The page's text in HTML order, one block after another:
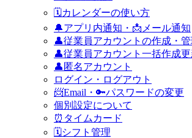
🗓️カレンダーの使い方
🔔アプリ内通知・📩メール通知
👤従業員アカウントの作成・管
👤従業員アカウント一括作成
👤匿名アカウント
ログイン・ログアウト
📨Email・🔑パスワードの変更
個別設定について
⏰タイムカード
🗓️シフト管理